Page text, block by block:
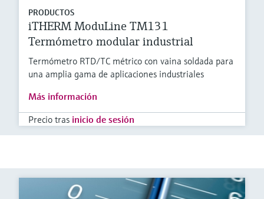
PRODUCTOS
iTHERM ModuLine TM131
Termómetro modular industrial
Termómetro RTD/TC métrico con vaina soldada para
una amplia gama de aplicaciones industriales
Más información
Precio tras inicio de sesión